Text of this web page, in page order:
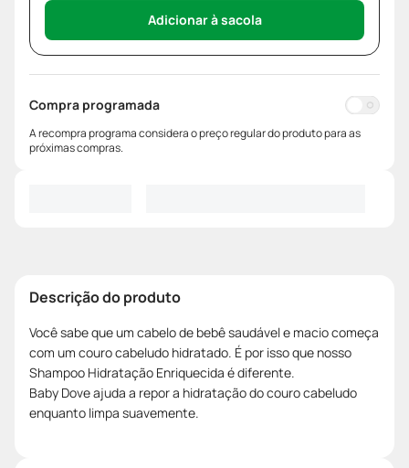
Adicionar à sacola
Compra programada
A recompra programa considera o preço regular do produto para as
próximas compras.
Descrição do produto
Você sabe que um cabelo de bebê saudável e macio começa
com um couro cabeludo hidratado. É por isso que nosso
Shampoo Hidratação Enriquecida é diferente.
Baby Dove ajuda a repor a hidratação do couro cabeludo
enquanto limpa suavemente.